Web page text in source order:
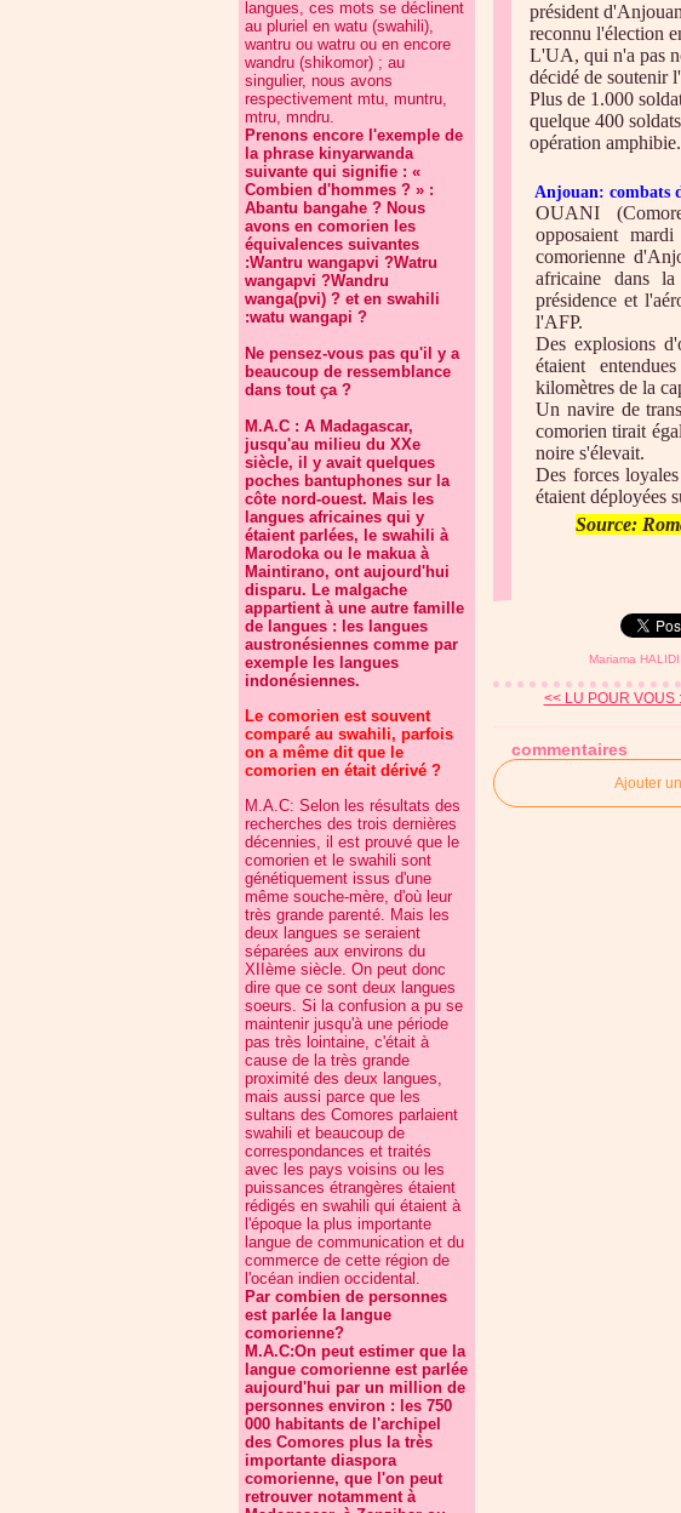
langues, ces mots se déclinent
au pluriel en watu (swahili),
wantru ou watru ou en encore
wandru (shikomor) ; au
singulier, nous avons
respectivement mtu, muntru,
mtru, mndru.
Prenons encore l'exemple de
la phrase kinyarwanda
suivante qui signifie : «
Combien d'hommes ? » :
Abantu bangahe ? Nous
avons en comorien les
équivalences suivantes
:Wantru wangapvi ?Watru
wangapvi ?Wandru
wanga(pvi) ? et en swahili
:watu wangapi ?
Ne pensez-vous pas qu'il y a
beaucoup de ressemblance
dans tout ça ?
M.A.C : A Madagascar,
jusqu'au milieu du XXe
siècle, il y avait quelques
poches bantuphones sur la
côte nord-ouest. Mais les
langues africaines qui y
étaient parlées, le swahili à
Marodoka ou le makua à
Maintirano, ont aujourd'hui
disparu. Le malgache
appartient à une autre famille
de langues : les langues
austronésiennes comme par
exemple les langues
indonésiennes.
Le comorien est souvent
comparé au swahili, parfois
on a même dit que le
comorien en était dérivé ?
M.A.C: Selon les résultats des
recherches des trois dernières
décennies, il est prouvé que le
comorien et le swahili sont
génétiquement issus d'une
même souche-mère, d'où leur
très grande parenté. Mais les
deux langues se seraient
séparées aux environs du
XIIème siècle. On peut donc
dire que ce sont deux langues
soeurs. Si la confusion a pu se
maintenir jusqu'à une période
pas très lointaine, c'était à
cause de la très grande
proximité des deux langues,
mais aussi parce que les
sultans des Comores parlaient
swahili et beaucoup de
correspondances et traités
avec les pays voisins ou les
puissances étrangères étaient
rédigés en swahili qui étaient à
l'époque la plus importante
langue de communication et du
commerce de cette région de
l'océan indien occidental.
Par combien de personnes
est parlée la langue
comorienne?
M.A.C:On peut estimer que la
langue comorienne est parlée
aujourd'hui par un million de
personnes environ : les 750
000 habitants de l'archipel
des Comores plus la très
importante diaspora
comorienne, que l'on peut
retrouver notamment à
président
reconnu l'élection
L'UA, qui n'a pas
décidé de soutenir
Plus de 1.000
quelque 400
opération amphibie.
Anjouan: combats
OUANI
opposaient
comorienne
africaine dans
présidence et
l'AFP.
Des explosions
étaient
kilomètres de la
Un navire de
comorien tirait
noire s'élevait.
Des forces
étaient déployées
Source:
Mariama
<< LU POUR VOUS
commentaires
Ajouter